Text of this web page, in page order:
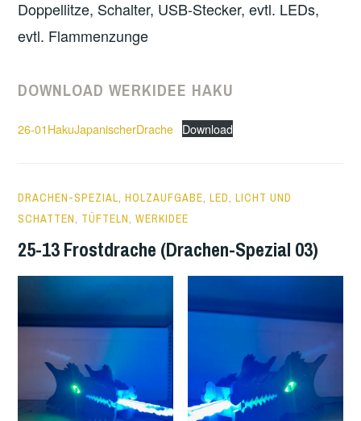
Doppellitze, Schalter, USB-Stecker, evtl. LEDs,
evtl. Flammenzunge
DOWNLOAD WERKIDEE HAKU
26-01HakuJapanischerDrache Download
1
DECEMBER
2025
DRACHEN-SPEZIAL,HOLZAUFGABE,LED,LICHT UND
SCHATTEN, TÜFTELN,WERKIDEE
25-13 Frostdrache (Drachen-Spezial 03)